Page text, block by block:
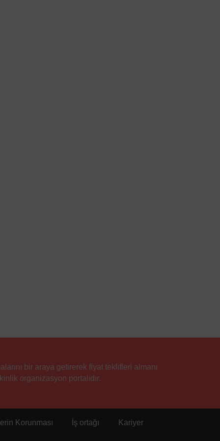
bir araya getirerek fiyat teklifleri almanı
organizasyon portalıdır.
Korunması İş ortağı Kariyer